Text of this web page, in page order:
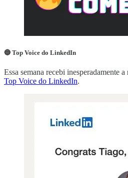
🔵 Top Voice do LinkedIn
Essa semana recebi inesperadamente
Top Voice do LinkedIn.